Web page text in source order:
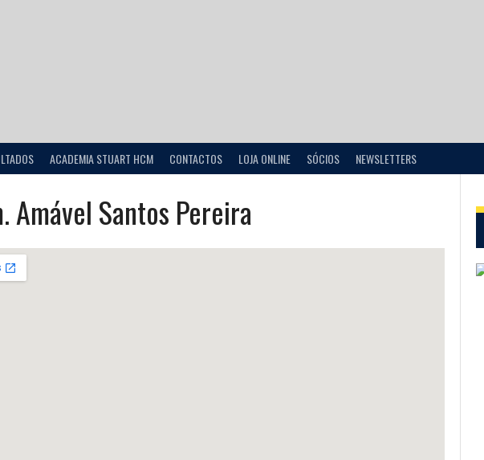
ACADEMIA STUART HCM CONTACTOS LOJA ONLINE SÓCIOS NEWSLETTERS
Amável Santos Pereira